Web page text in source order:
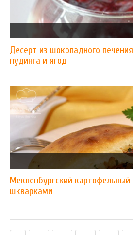
Десерт из шоколадного
пудинга и ягод
Мекленбургский картофельный
шкварками